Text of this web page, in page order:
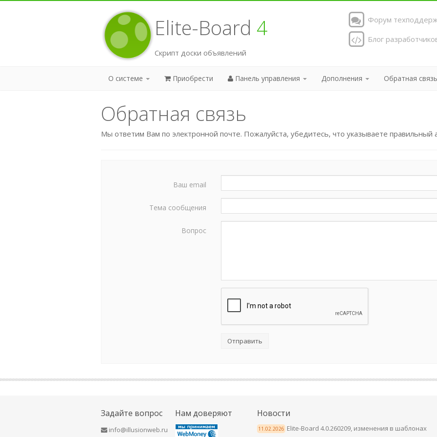
Elite-Board 4
Скрипт доски объявлений
Форум
Блог
О системе Приобрести Панель управления Дополнения Обратная связь
Обратная связь
Мы ответим Вам по электронной почте. Пожалуйста, убедитесь, что указываете правильный
Ваш email
Тема сообщения
Вопрос
Отправить
Задайте вопрос
info@illusionweb.ru
Нам доверяют Новости
11.02.2026 Elite-Board 4.0.260209, изменения в шаблонах